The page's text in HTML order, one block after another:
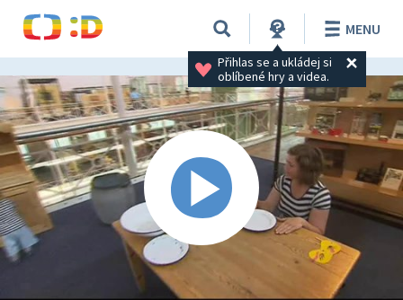
Přihlas se a ukládej si
oblíbené hry a videa.
MENU